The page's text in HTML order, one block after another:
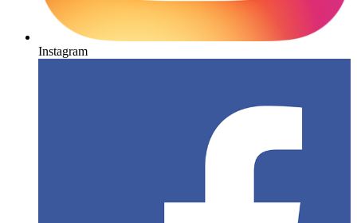
Instagram